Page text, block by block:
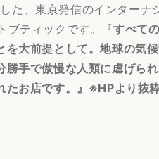
た、東京発信のインターナ
ブティックです。『すべて
を大前提として。地球の気
手で傲慢な人類に虐げら
たお店です。』※HPより抜